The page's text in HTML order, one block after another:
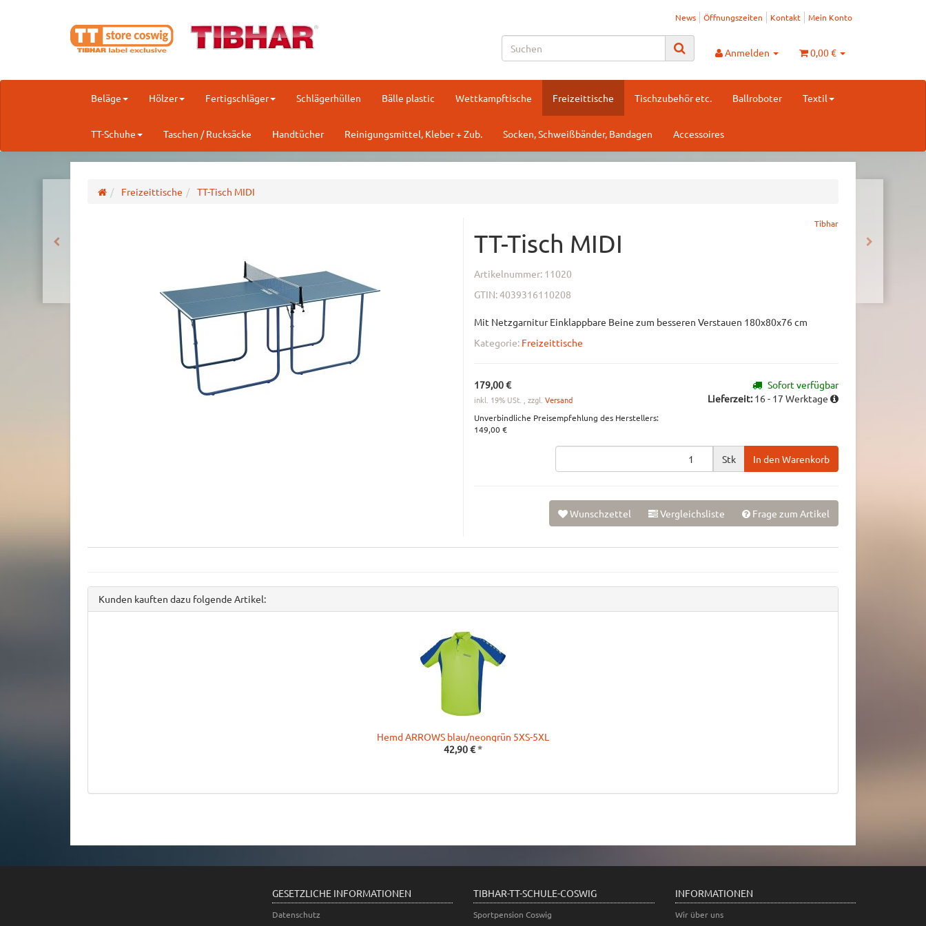
News Öffnungszeiten Kontakt Mein Konto
Anmelden 0,00 €
Beläge Hölzer Fertigschläger Schlägerhüllen Bälle plastic Wettkampftische Freizeittische Tischzubehör etc. Ballroboter Textil
TT-Schuhe Taschen / Rucksäcke Handtücher Reinigungsmittel, Kleber + Zub. Socken, Schweißbänder, Bandagen Accessoires
Freizeittische TT-Tisch MIDI
Tibhar
TT-Tisch MIDI
Artikelnummer: 11020
GTIN:4039316110208
Mit Netzgarnitur Einklappbare Beine zum besseren Verstauen 180x80x76 cm
Kategorie: Freizeittische
179,00 €
inkl. 19% USt. , zzgl. Versand
Unverbindliche Preisempfehlung des Herstellers:
149,00 €
Sofort verfügbar
Lieferzeit:16 - 17 Werktage
Stk In den Warenkorb
Wunschzettel Vergleichsliste Frage zum Artikel
Kunden kauften dazu folgende Artikel:
Hemd ARROWS blau/neongrün 5XS-5XL
42,90 €*
GESETZLICHE INFORMATIONEN
Datenschutz
TIBHAR-TT-SCHULE-COSWIG
Sportpension Coswig
INFORMATIONEN
Wir über uns